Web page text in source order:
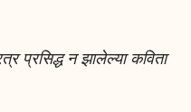
प्रसिद्ध न झालेल्या कविता